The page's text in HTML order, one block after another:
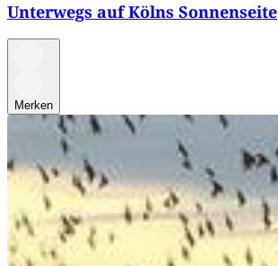
Unterwegs auf Kölns Sonnenseite
Merken